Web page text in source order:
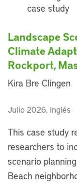
Landscape
Climate
Rockport,
Kira Bre Clingen
Julio 2026, inglés
This case study
researchers to
scenario
Beach